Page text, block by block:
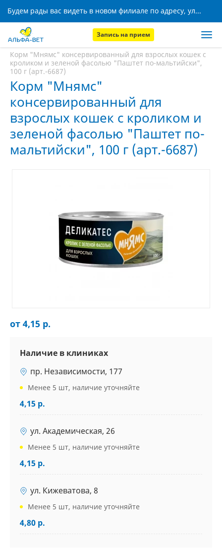
Будем рады вас видеть в новом филиале по адресу, ул. Кижеватова, 8!
Запись на прием
Главная
Корм "Мнямс" консервированный для взрослых кошек с
кроликом и зеленой фасолью "Паштет по-мальтийски",
100 г (арт.-6687)
Корм "Мнямс"
консервированный для
взрослых кошек с кроликом и
зеленой фасолью "Паштет по-
мальтийски", 100 г (арт.-6687)
от 4,15 р.
Наличие в клиниках
пр. Независимости, 177
Менее 5 шт, наличие уточняйте
4,15 р.
ул. Академическая, 26
Менее 5 шт, наличие уточняйте
4,15 р.
ул. Кижеватова, 8
Менее 5 шт, наличие уточняйте
4,80 р.